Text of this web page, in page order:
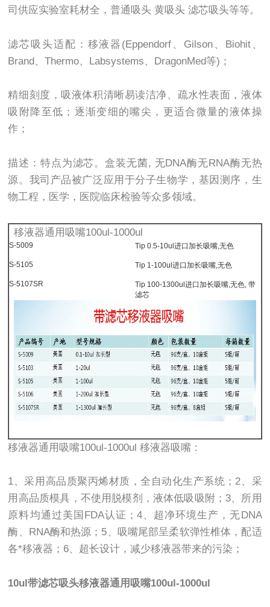
司供应实验室耗材全，普通吸头 黄吸头 滤芯吸头等等。
滤芯吸头适配：移液器(Eppendorf、Gilson、Biohit、
Brand、Thermo、Labsystems、DragonMed等)；
精细刻度，吸液体积清晰易读洁净、疏水性表面，液体
吸附降至低；逐渐变细的嘴尖，更适合微量的液体操
作；
描述：特点为滤芯。盒装无菌, 无DNA酶无RNA酶无热
源。我司产品被广泛应用于分子生物学，基因测序，生
物工程，医学，医院临床检验等众多领域。
移液器通用吸嘴100ul-1000ul
S-5009 Tip 0.5-10ul进口加长吸嘴,无色
S-5105 Tip 1-100ul进口加长吸嘴,无色
S-5107SR
Tip 100-1300ul进口加长吸嘴,无色, 带
滤芯
移液器通用吸嘴100ul-1000ul 移液器吸嘴：
1、采用高品质聚丙烯材质，全自动化生产系统；2、采
用高品质模具，不使用脱模剂，液体低吸吸附；3、所用
原料均通过美国FDA认证；4、超净环境生产，无DNA
酶、RNA酶和热源；5、吸嘴尾部呈柔软弹性椎体，配适
各*移液器；6、超长设计，减少移液器带来的污染；
10ul带滤芯吸头移液器通用吸嘴100ul-1000ul